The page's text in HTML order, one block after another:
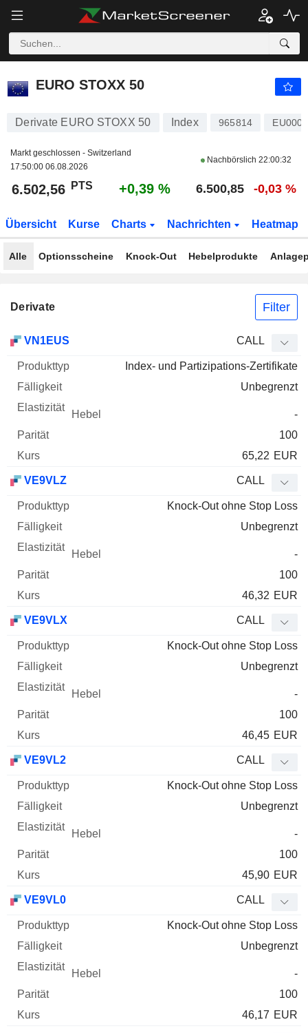
EURO STOXX 50
EURO STOXX 50
Derivate EURO STOXX 50 Index 965814
Markt geschlossen - Switzerland
17:50:00 06.08.2026
Nachbörslich 22:00:32
6.502,56 PTS +0,39 % 6.500,85 -0,03 %
Übersicht Kurse Charts Nachrichten Heatmap
Alle Optionsscheine Knock-Out Hebelprodukte
Derivate Filter
WKN Typ Produkttyp Hebel Parität
VN1EUS CALL
Index- und Partizipations-Zertifikate
Unbegrenzt
-
100
65,22 EUR
VE9VLZ CALL
Knock-Out ohne Stop Loss
Unbegrenzt
-
100
46,32 EUR
VE9VLX CALL
Knock-Out ohne Stop Loss
Unbegrenzt
-
100
46,45 EUR
VE9VL2 CALL
Knock-Out ohne Stop Loss
Unbegrenzt
-
100
45,90 EUR
VE9VL0 CALL
Knock-Out ohne Stop Loss
Unbegrenzt
-
100
46,17 EUR